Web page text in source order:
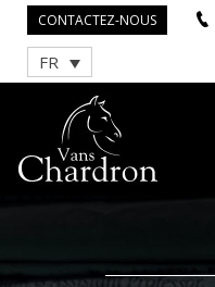
CONTACTEZ-NOUS
FR